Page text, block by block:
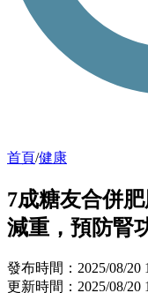
首頁/健康
7成糖友合併
減重，預防腎
發布時間：2025/08/20
更新時間：2025/08/20